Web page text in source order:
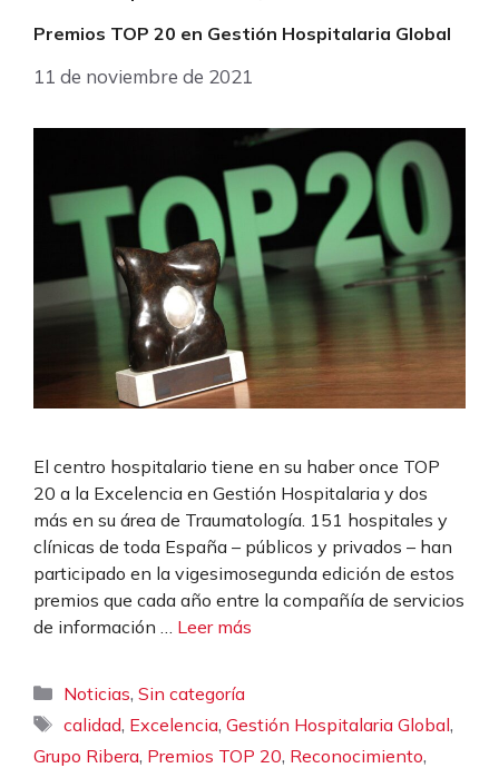
Premios TOP 20 en Gestión Hospitalaria Global
11 de noviembre de 2021
El centro hospitalario tiene en su haber once TOP
20 a la Excelencia en Gestión Hospitalaria y dos
más en su área de Traumatología. 151 hospitales y
clínicas de toda España – públicos y privados – han
participado en la vigesimosegunda edición de estos
premios que cada año entre la compañía de servicios
de información … Leer más
Categorías
Noticias,Sin categoría
Etiquetas
calidad, Excelencia,Gestión Hospitalaria Global,
Grupo Ribera, Premios TOP 20, Reconocimiento,